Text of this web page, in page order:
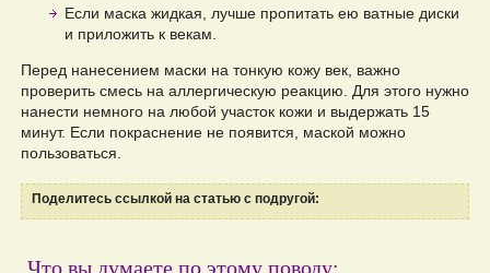
Если маска жидкая, лучше пропитать ею ватные диски
и приложить к векам.
Перед нанесением маски на тонкую кожу век, важно
проверить смесь на аллергическую реакцию. Для этого нужно
нанести немного на любой участок кожи и выдержать 15
минут. Если покраснение не появится, маской можно
пользоваться.
Поделитесь ссылкой на статью с подругой:
Что вы думаете по этому поводу: